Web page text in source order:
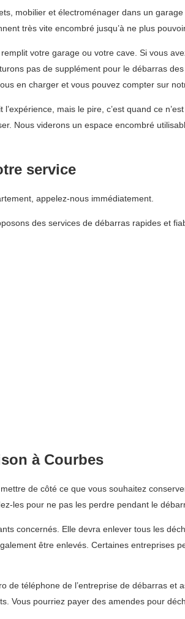
mobilier et électroménager dans un
très vite encombré jusqu’à ne plus
votre garage ou votre cave. Si vous
pas de supplément pour le débarras
en charger et vous pouvez compter sur
mais le pire, c’est quand ce
Nous viderons un espace encombré
service
appelez-nous immédiatement.
des services de débarras rapides et
à Courbes
de côté ce que vous souhaitez
les pour ne pas les perdre pendant le
concernés. Elle devra enlever tous les
être enlevés. Certaines
de téléphone de l’entreprise de débarras
Vous pourriez payer des amendes pour